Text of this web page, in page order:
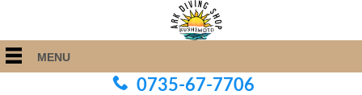
MENU
0735-67-7706